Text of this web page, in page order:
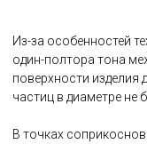
Из-за особенностей
один-полтора тона
поверхности изделия
частиц в диаметре не
В точках